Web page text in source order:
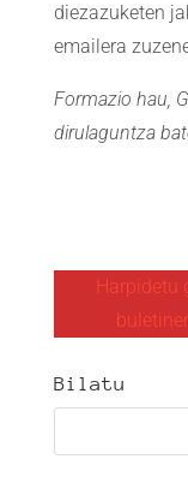
diezazuketen
emailera
Formazio hau,
dirulaguntza
Harpidetu
Bilatu